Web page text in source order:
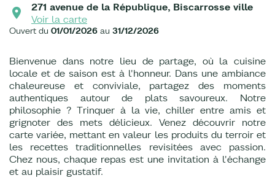
271 avenue de la République, Biscarrosse ville
Voir la carte
Ouvert du 01/01/2026 au 31/12/2026
Bienvenue dans notre lieu de partage, où la cuisine
locale et de saison est à l'honneur. Dans une ambiance
chaleureuse et conviviale, partagez des moments
authentiques autour de plats savoureux. Notre
philosophie ? Trinquer à la vie, chiller entre amis et
grignoter des mets délicieux. Venez découvrir notre
carte variée, mettant en valeur les produits du terroir et
les recettes traditionnelles revisitées avec passion.
Chez nous, chaque repas est une invitation à l'échange
et au plaisir gustatif.